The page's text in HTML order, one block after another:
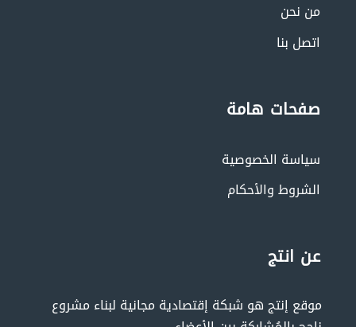
من نحن
اتصل بنا
صفحات هامة
سياسة الخصوصية
الشروط والأحكام
عن انتج
موقع إنتج هو شبكة إقتصادية مجانية لبناء مشروع